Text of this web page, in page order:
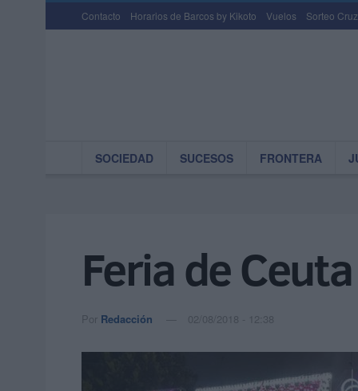
Contacto Horarios de Barcos by Kikoto Vuelos Sorteo
SOCIEDAD SUCESOS FRONTERA
Feria de
Por Redacción 02/08/2018 - 12:38